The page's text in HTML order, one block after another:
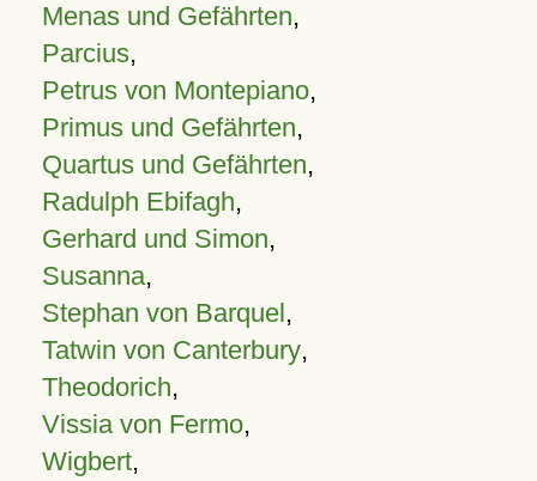
Menas und Gefährten,
Parcius,
Petrus von Montepiano,
Primus und Gefährten,
Quartus und Gefährten,
Radulph Ebifagh,
Gerhard und Simon,
Susanna,
Stephan von Barquel,
Tatwin von Canterbury,
Theodorich,
Vissia von Fermo,
Wigbert,